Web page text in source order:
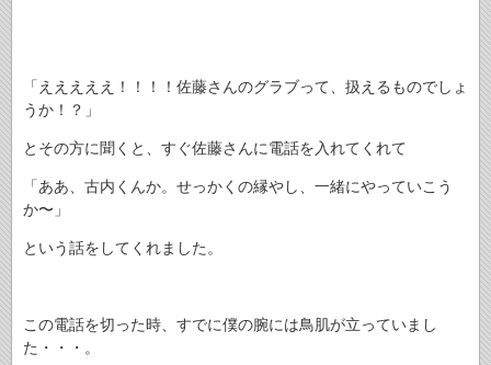
「えええええ！！！！佐藤さんのグラブって、扱えるものでしょ
うか！？」
とその方に聞くと、すぐ佐藤さんに電話を入れてくれて
「ああ、古内くんか。せっかくの縁やし、一緒にやっていこう
か〜」
という話をしてくれました。
この電話を切った時、すでに僕の腕には鳥肌が立っていまし
た・・・。